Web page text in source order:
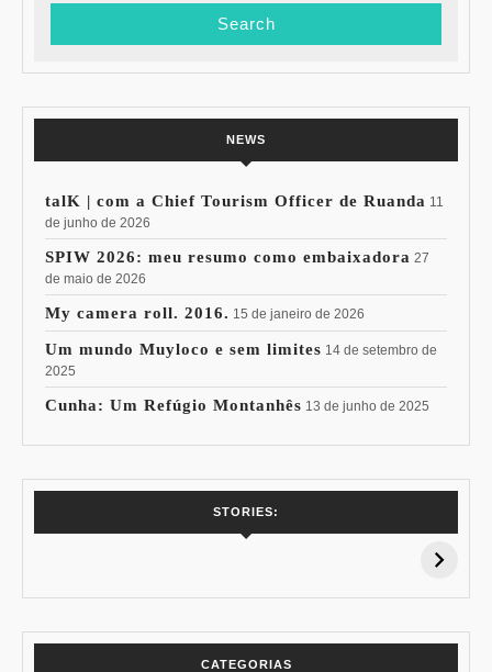
NEWS
talK | com a Chief Tourism Officer de Ruanda 11
de junho de 2026
SPIW 2026: meu resumo como embaixadora 27
de maio de 2026
My camera roll. 2016. 15 de janeiro de 2026
Um mundo Muyloco e sem limites 14 de setembro de
2025
Cunha: Um Refúgio Montanhês 13 de junho de 2025
STORIES:
15% de
Pessoal: Os
CATEGORIAS